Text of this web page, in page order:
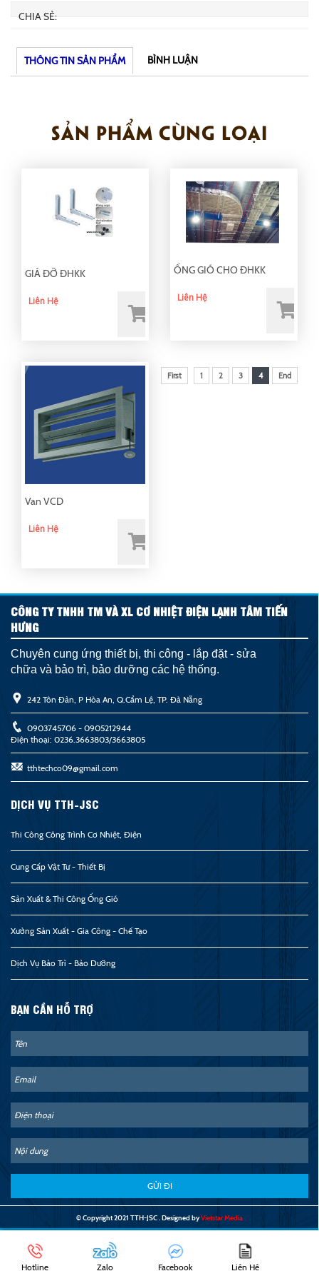
CHIA SẺ:
THÔNG TIN SẢN PHẨM BÌNH LUẬN
SẢN PHẨM CÙNG LOẠI
GIÁ ĐỠ ĐHKK
Liên Hệ
ỐNG GIÓ CHO ĐHKK
Liên Hệ
Van VCD
Liên Hệ
First 1 2 3 4 End
CÔNG TY TNHH TM VÀ XL CƠ NHIỆT ĐIỆN LẠNH TÂM TIẾN
HƯNG
Chuyên cung ứng thiết bị, thi công - lắp đặt - sửa
chữa và bảo trì, bảo dưỡng các hệ thống.
242 Tôn Đản, P Hòa An, Q.Cẩm Lệ, TP. Đà Nẵng
0903745706 - 0905212944
Điện thoại: 0236.3663803/3663805
tthtechco09@gmail.com
DỊCH VỤ TTH-JSC
Thi Công Công Trình Cơ Nhiệt, Điện
Cung Cấp Vật Tư - Thiết Bị
Sản Xuất & Thi Công Ống Gió
Xưởng Sản Xuất - Gia Công - Chế Tạo
Dịch Vụ Bảo Trì - Bảo Dưỡng
BẠN CẦN HỖ TRỢ
GỬI ĐI
© Copyright 2021 TTH-JSC . Designed byVietstar Media
Hotline Zalo Facebook Liên Hệ